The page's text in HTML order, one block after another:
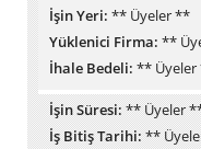
İşin Yeri: ** Üyeler **
Yüklenici Firma: **
İhale Bedeli: **
İşin Süresi:** Üyeler
İş Bitiş Tarihi:**